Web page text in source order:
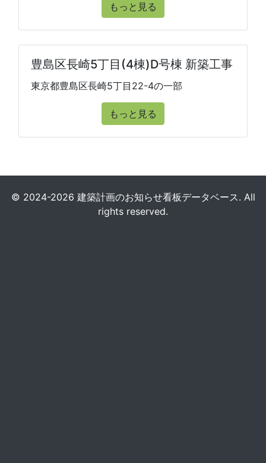
もっと見る
豊島区長崎5丁目(4棟)D号棟 新築工事
東京都豊島区長崎5丁目22-4の一部
もっと見る
© 2024-2026 建築計画のお知らせ看板データベース. All
rights reserved.